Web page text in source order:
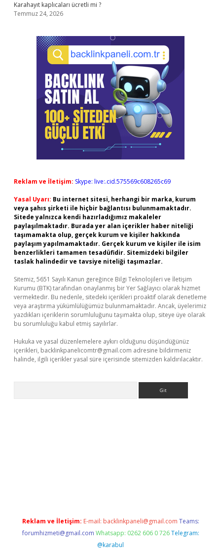
Karahayıt kaplıcaları ücretli mi ?
Temmuz 24, 2026
Reklam ve İletişim: Skype: live:.cid.575569c608265c69
Yasal Uyarı: Bu internet sitesi, herhangi bir marka, kurum
veya şahıs şirketi ile hiçbir bağlantısı bulunmamaktadır.
Sitede yalnızca kendi hazırladığımız makaleler
paylaşılmaktadır. Burada yer alan içerikler haber niteliği
taşımamakta olup, gerçek kurum ve kişiler hakkında
paylaşım yapılmamaktadır. Gerçek kurum ve kişiler ile isim
benzerlikleri tamamen tesadüfidir. Sitemizdeki bilgiler
taslak halindedir ve tavsiye niteliği taşımazlar.
Sitemiz, 5651 Sayılı Kanun gereğince Bilgi Teknolojileri ve İletişim
Kurumu (BTK) tarafından onaylanmış bir Yer Sağlayıcı olarak hizmet
vermektedir. Bu nedenle, sitedeki içerikleri proaktif olarak denetleme
veya araştırma yükümlülüğümüz bulunmamaktadır. Ancak, üyelerimiz
yazdıkları içeriklerin sorumluluğunu taşımakta olup, siteye üye olarak
bu sorumluluğu kabul etmiş sayılırlar.
Hukuka ve yasal düzenlemelere aykırı olduğunu düşündüğünüz
içerikleri, backlinkpanelicomtr@gmail.com adresine bildirmeniz
halinde, ilgili içerikler yasal süre içerisinde sitemizden kaldırılacaktır.
Reklam ve İletişim: E-mail: backlinkpaneli@gmail.com Teams:
forumhizmeti@gmail.com Whatsapp: 0262 606 0 726 Telegram:
@karabul